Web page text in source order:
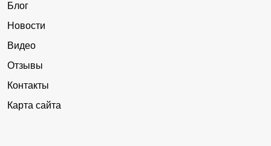
Блог
Новости
Видео
Отзывы
Контакты
Карта сайта